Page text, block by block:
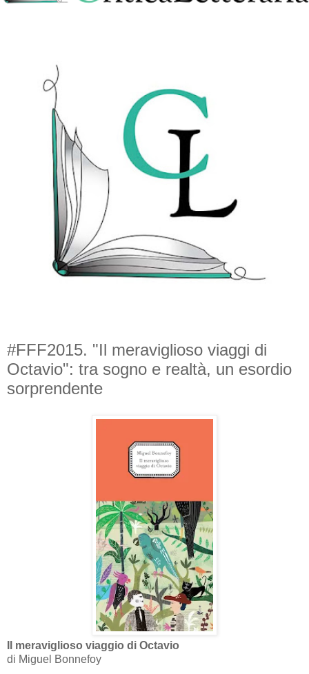
#FFF2015. "Il meraviglioso viaggi di
Octavio": tra sogno e realtà, un esordio
sorprendente
Il meraviglioso viaggio di Octavio
di Miguel Bonnefoy